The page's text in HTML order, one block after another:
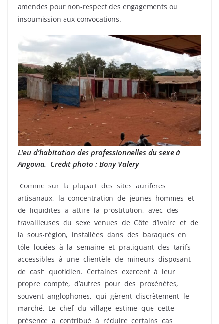
amendes pour non-respect des engagements ou
insoumission aux convocations.
Lieu d’habitation des professionnelles du sexe à
Angovia. Crédit photo : Bony Valéry
Comme sur la plupart des sites aurifères
artisanaux, la concentration de jeunes hommes et
de liquidités a attiré la prostitution, avec des
travailleuses du sexe venues de Côte d’Ivoire et de
la sous-région, installées dans des baraques en
tôle louées à la semaine et pratiquant des tarifs
accessibles à une clientèle de mineurs disposant
de cash quotidien. Certaines exercent à leur
propre compte, d’autres pour des proxénètes,
souvent anglophones, qui gèrent discrètement le
marché. Le chef du village estime que cette
présence a contribué à réduire certains cas